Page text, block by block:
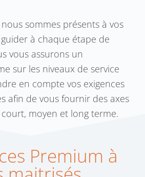
sommes présents à vos
à chaque étape de
vous assurons un
sur les niveaux de service
en compte vos exigences
afin de vous fournir des axes
moyen et long terme.
Premium à